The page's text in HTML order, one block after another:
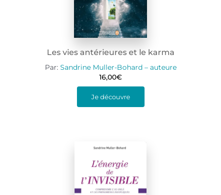
Les vies antérieures et le karma
Par: Sandrine Muller-Bohard – auteure
16,00€
Je découvre